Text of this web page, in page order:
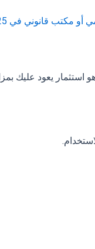
مكتب قانوني في 2025
يعود عليك